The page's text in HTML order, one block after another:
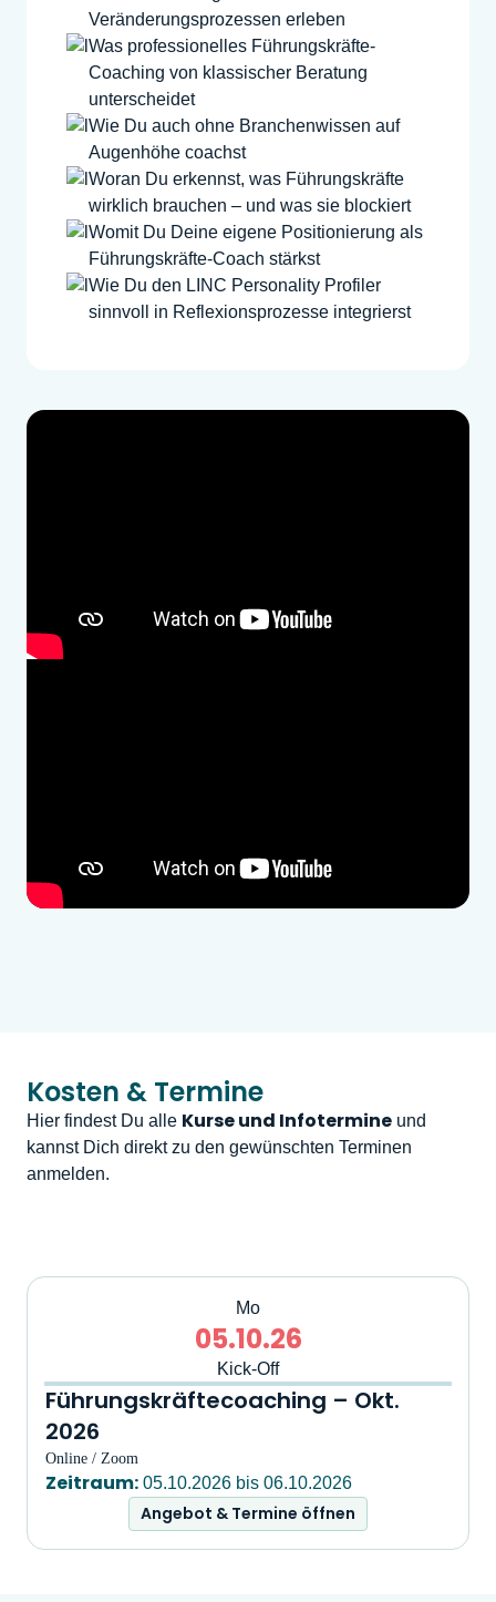
Veränderungsprozessen erleben
Was professionelles Führungskräfte-
Coaching von klassischer Beratung
unterscheidet
Wie Du auch ohne Branchenwissen auf
Augenhöhe coachst
Woran Du erkennst, was Führungskräfte
wirklich brauchen – und was sie blockiert
Womit Du Deine eigene Positionierung als
Führungskräfte-Coach stärkst
Wie Du den LINC Personality Profiler
sinnvoll in Reflexionsprozesse integrierst
Kosten & Termine
Hier findest Du alle Kurse und Infotermine und
kannst Dich direkt zu den gewünschten Terminen
anmelden.
Mo
05.10.26
Kick-Off
Führungskräftecoaching – Okt.
2026
Online / Zoom
Zeitraum: 05.10.2026 bis 06.10.2026
Angebot & Termine öffnen